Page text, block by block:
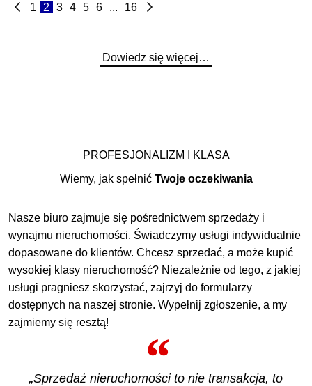
1 2 3 4 5 6 ... 16
Dowiedz się więcej…
PROFESJONALIZM I KLASA
Wiemy, jak spełnić Twoje oczekiwania
Nasze biuro zajmuje się pośrednictwem sprzedaży i
wynajmu nieruchomości. Świadczymy usługi indywidualnie
dopasowane do klientów. Chcesz sprzedać, a może kupić
wysokiej klasy nieruchomość? Niezależnie od tego, z jakiej
usługi pragniesz skorzystać, zajrzyj do formularzy
dostępnych na naszej stronie. Wypełnij zgłoszenie, a my
zajmiemy się resztą!
„Sprzedaż nieruchomości to nie transakcja, to